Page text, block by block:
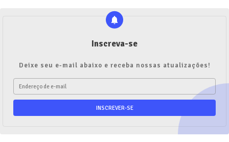
Inscreva-se
Deixe seu e-mail abaixo e receba nossas atualizações!